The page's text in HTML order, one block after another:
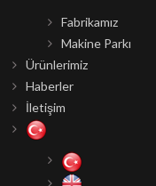
Fabrikamız
Makine Parkı
Ürünlerimiz
Haberler
İletişim